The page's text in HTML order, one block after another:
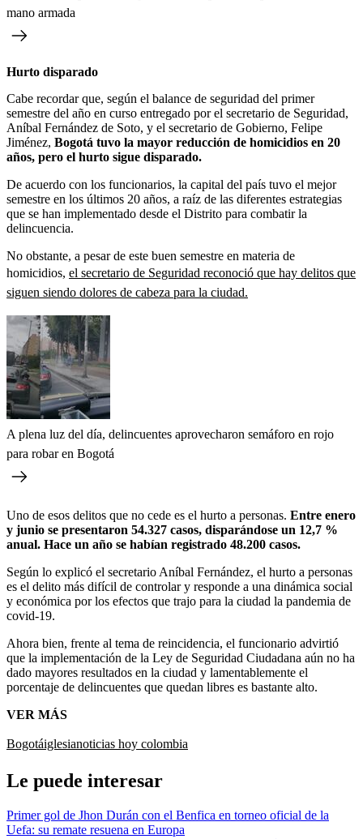
mano armada
Hurto disparado
Cabe recordar que, según el balance de seguridad del primer
semestre del año en curso entregado por el secretario de Seguridad,
Aníbal Fernández de Soto, y el secretario de Gobierno, Felipe
Jiménez, Bogotá tuvo la mayor reducción de homicidios en 20
años, pero el hurto sigue disparado.
De acuerdo con los funcionarios, la capital del país tuvo el mejor
semestre en los últimos 20 años, a raíz de las diferentes estrategias
que se han implementado desde el Distrito para combatir la
delincuencia.
No obstante, a pesar de este buen semestre en materia de
homicidios, el secretario de Seguridad reconoció que hay delitos que
siguen siendo dolores de cabeza para la ciudad.
A plena luz del día, delincuentes aprovecharon semáforo en rojo
para robar en Bogotá
Uno de esos delitos que no cede es el hurto a personas. Entre enero
y junio se presentaron 54.327 casos, disparándose un 12,7 %
anual. Hace un año se habían registrado 48.200 casos.
Según lo explicó el secretario Aníbal Fernández, el hurto a personas
es el delito más difícil de controlar y responde a una dinámica social
y económica por los efectos que trajo para la ciudad la pandemia de
covid-19.
Ahora bien, frente al tema de reincidencia, el funcionario advirtió
que la implementación de la Ley de Seguridad Ciudadana aún no ha
dado mayores resultados en la ciudad y lamentablemente el
porcentaje de delincuentes que quedan libres es bastante alto.
VER MÁS
Bogotáiglesianoticias hoy colombia
Le puede interesar
Primer gol de Jhon Durán con el Benfica en torneo oficial de la
Uefa: su remate resuena en Europa